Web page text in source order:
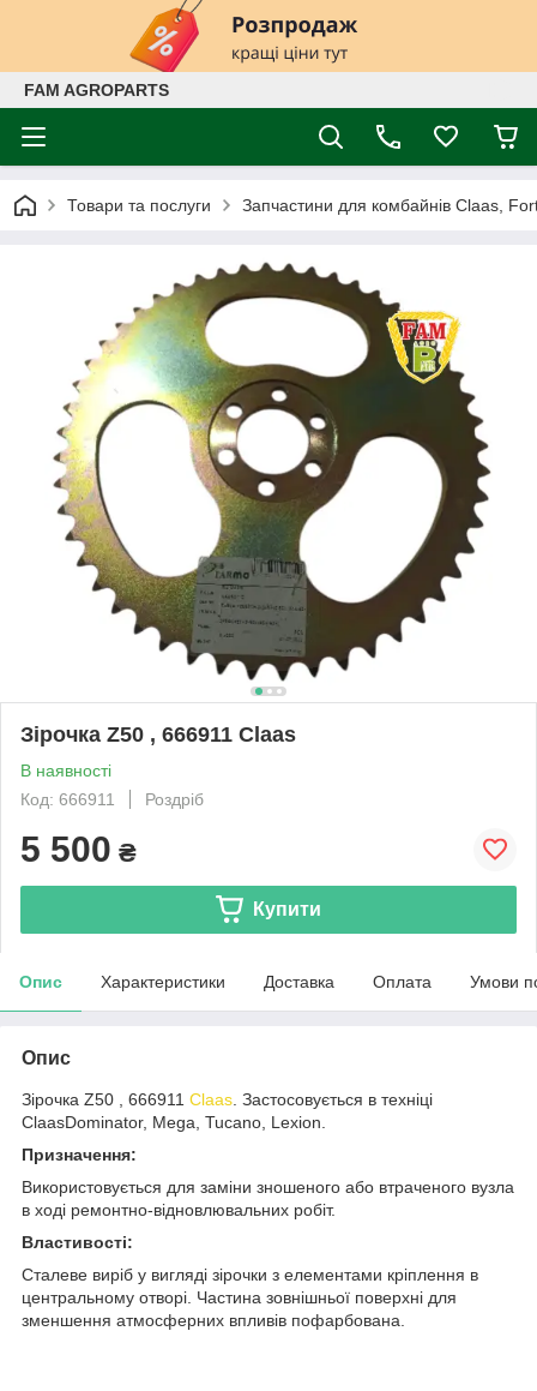
FAM AGROPARTS
Товари та послуги Запчастини для комбайнів Claas,
Зірочка Z50 , 666911 Claas
В наявності
Код: 666911
Роздріб
5 500 ₴
Купити
Опис Характеристики Доставка Оплата Умови
Опис
Зірочка Z50 , 666911 Claas . Застосовується в техніці
ClaasDominator, Mega, Tucano, Lexion.
Призначення:
Використовується для заміни зношеного або втраченого вузла
в ході ремонтно-відновлювальних робіт.
Властивості:
Сталеве виріб у вигляді зірочки з елементами кріплення в
центральному отворі. Частина зовнішньої поверхні для
зменшення атмосферних впливів пофарбована.